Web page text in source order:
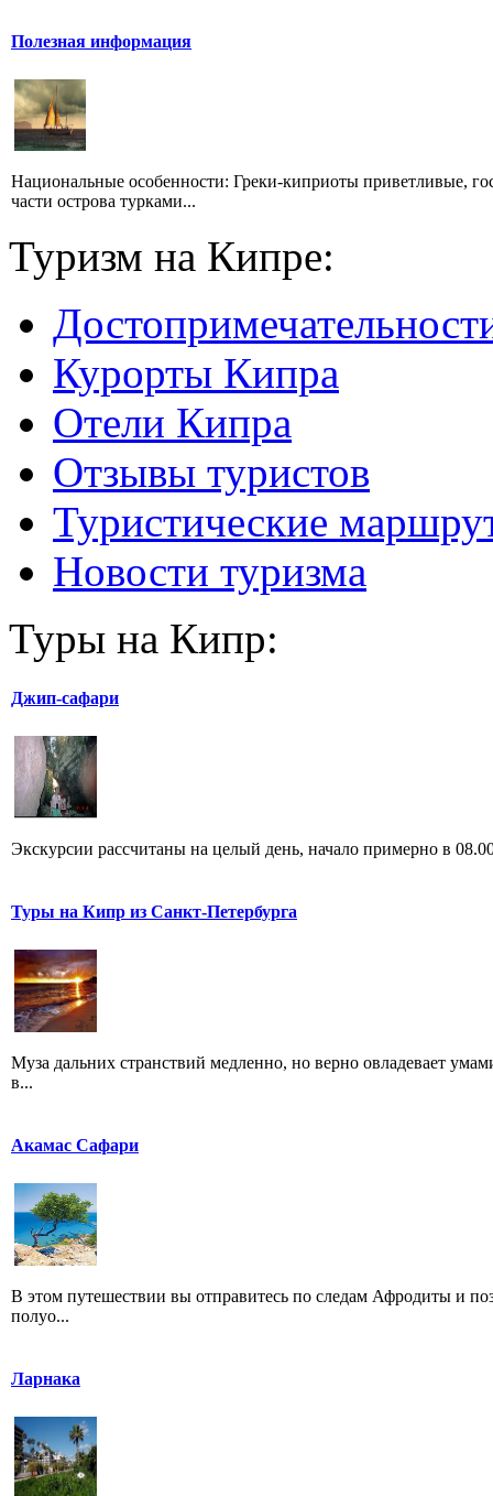
Полезная информация
Национальные особенности: Греки-киприоты приветливые,
части острова турками...
Туризм на Кипре:
Курорты Кипра
Отели Кипра
Отзывы туристов
Туристические
Новости туризма
Туры на Кипр:
Джип-сафари
Экскурсии рассчитаны на целый день, начало примерно в
Туры на Кипр из Санкт-Петербурга
Муза дальних странствий медленно, но верно овладевает
в...
Акамас Сафари
В этом путешествии вы отправитесь по следам Афродиты и
полуо...
Ларнака